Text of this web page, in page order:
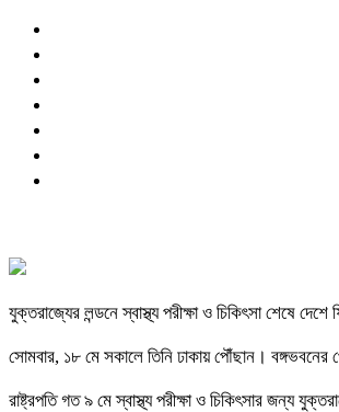
যুক্তরাজ্যের লন্ডনে স্বাস্থ্য পরীক্ষা ও চিকিৎসা শেষে দেশে
সোমবার, ১৮ মে সকালে তিনি ঢাকায় পৌঁছান।
রাষ্ট্রপতি গত ৯ মে স্বাস্থ্য পরীক্ষা ও চিকিৎসার জন্য